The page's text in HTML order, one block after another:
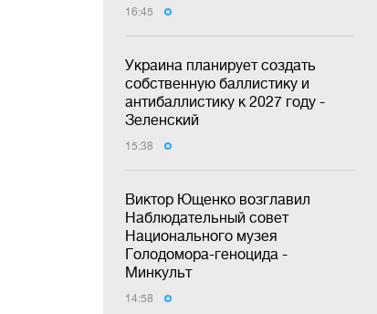
16:45
Украина планирует создать
собственную баллистику и
антибаллистику к 2027 году -
Зеленский
15:38
Виктор Ющенко возглавил
Наблюдательный совет
Национального музея
Голодомора-геноцида -
Минкульт
14:58